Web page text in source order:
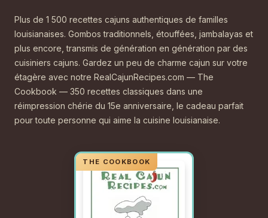
Plus de 1 500 recettes cajuns authentiques de familles
louisianaises. Gombos traditionnels, étouffées, jambalayas et
plus encore, transmis de génération en génération par des
cuisiniers cajuns. Gardez un peu de charme cajun sur votre
étagère avec notre RealCajunRecipes.com — The
Cookbook — 350 recettes classiques dans une
réimpression chérie du 15e anniversaire, le cadeau parfait
pour toute personne qui aime la cuisine louisianaise.